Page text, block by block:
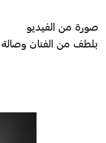
صورة من الفيديو
بلطف من الفنان